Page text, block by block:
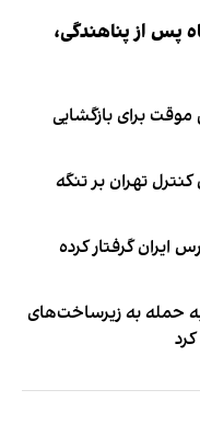
زن ایرانی ۵ ماه پس از پناهندگی،
برای بازگشایی
تهران بر تنگه
ایران گرفتار کرده
حمله به زیرساخت‌های